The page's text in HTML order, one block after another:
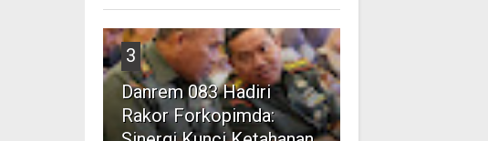
3
Danrem 083 Hadiri
Rakor Forkopimda: